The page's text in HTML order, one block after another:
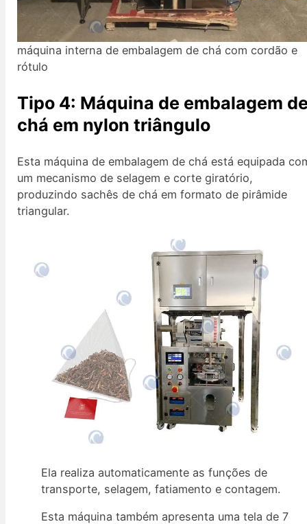
máquina interna de embalagem de chá com cordão e
rótulo
Tipo 4: Máquina de embalagem
chá em nylon triângulo
Esta máquina de embalagem de chá está equipada
um mecanismo de selagem e corte giratório,
produzindo sachês de chá em formato de pirâmide
triangular.
Ela realiza automaticamente as funções de
transporte, selagem, fatiamento e contagem.
Esta máquina também apresenta uma tela de 7